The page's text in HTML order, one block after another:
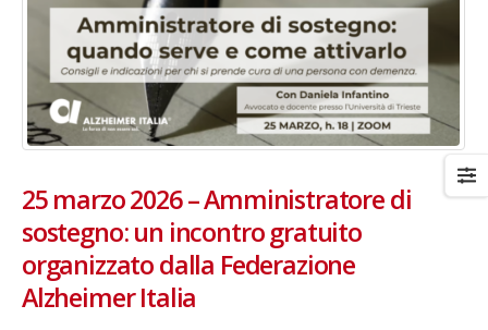
25 marzo 2026 – Amministratore di
sostegno: un incontro gratuito
organizzato dalla Federazione
Alzheimer Italia